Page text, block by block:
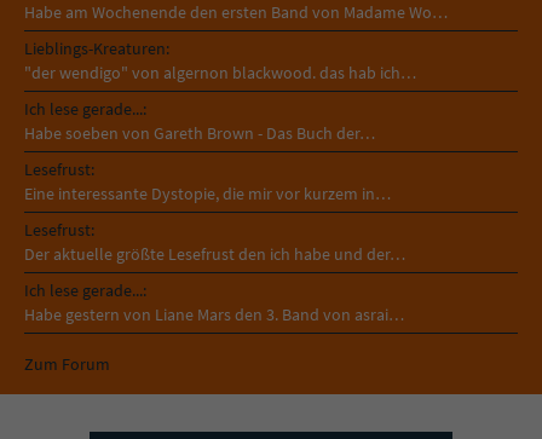
Habe am Wochenende den ersten Band von Madame Wo…
Lieblings-Kreaturen:
"der wendigo" von algernon blackwood. das hab ich…
Ich lese gerade...:
Habe soeben von Gareth Brown - Das Buch der…
Lesefrust:
Eine interessante Dystopie, die mir vor kurzem in…
Lesefrust:
Der aktuelle größte Lesefrust den ich habe und der…
Ich lese gerade...:
Habe gestern von Liane Mars den 3. Band von asrai…
Zum Forum